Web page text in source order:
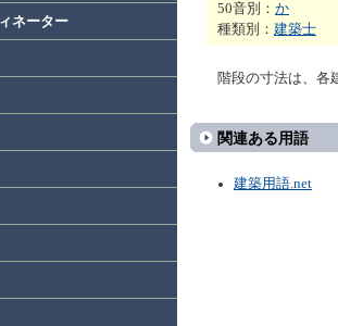
ネーター
50音別： か
種類別： 建築士
階段の寸法は、各
関連ある用語
建築用語.net